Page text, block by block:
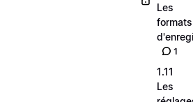
Les
formats
1
1.11
Les